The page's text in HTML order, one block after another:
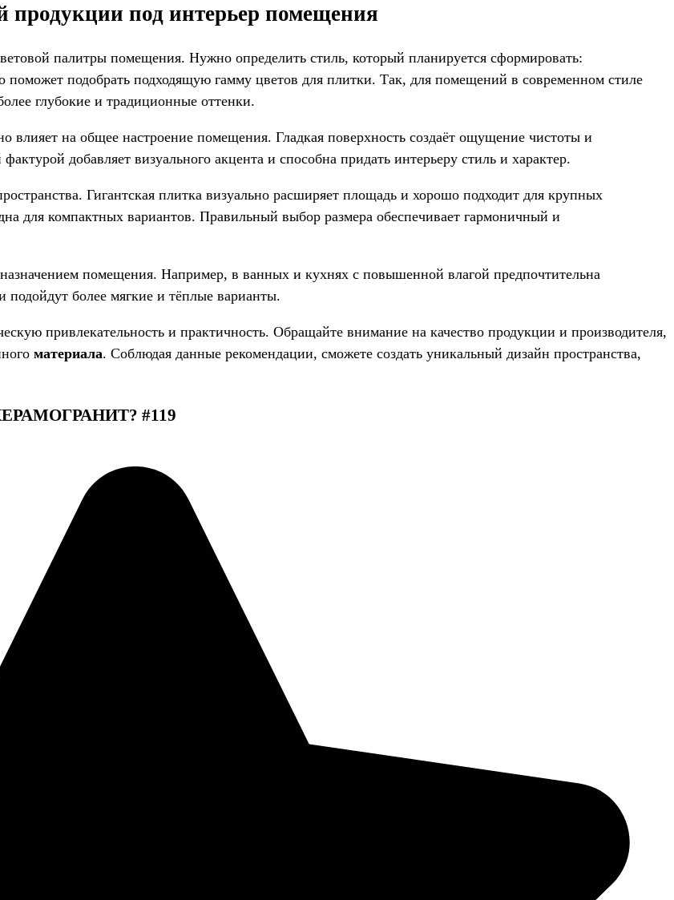
под интерьер помещения
палитры помещения. Нужно определить стиль, который планируется сформировать:
подобрать подходящую гамму цветов для плитки. Так, для помещений в современном стиле
глубокие и традиционные оттенки.
влияет на общее настроение помещения. Гладкая поверхность создаёт ощущение чистоты и
добавляет визуального акцента и способна придать интерьеру стиль и характер.
Гигантская плитка визуально расширяет площадь и хорошо подходит для крупных
для компактных вариантов. Правильный выбор размера обеспечивает гармоничный и
помещения. Например, в ванных и кухнях с повышенной влагой предпочтительна
подойдут более мягкие и тёплые варианты.
привлекательность и практичность. Обращайте внимание на качество продукции и производителя,
материала. Соблюдая данные рекомендации, сможете создать уникальный дизайн пространства,
#119